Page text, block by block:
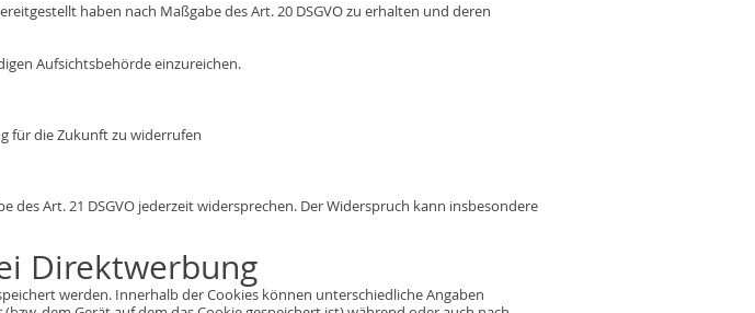
haben nach Maßgabe des Art. 20 DSGVO zu erhalten und deren
Aufsichtsbehörde einzureichen.
für die Zukunft zu widerrufen
Art. 21 DSGVO jederzeit widersprechen. Der Widerspruch kann insbesondere
Direktwerbung
werden. Innerhalb der Cookies können unterschiedliche Angaben